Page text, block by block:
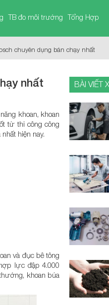
TB đo môi trường Tổng Hợp
chuyên dụng bán chạy nhất
nhất
khoan, khoan
từ thi công công
hiện nay.
và đục bê tông
lực đập 4.000
khoan búa
BÀI VIẾT